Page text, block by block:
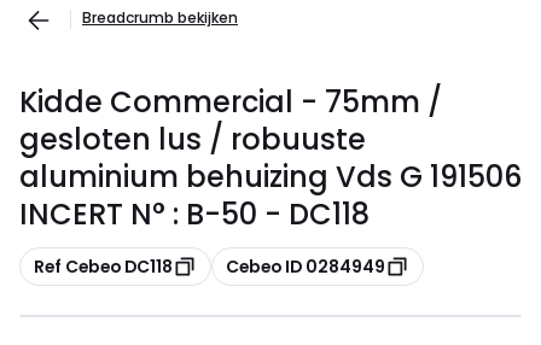
Breadcrumb bekijken
Kidde Commercial - 75mm /
gesloten lus / robuuste
aluminium behuizing Vds G 191506
INCERT N° : B-50 - DC118
Kopiëren
Ref Cebeo DC118 Kopiëren
Cebeo ID 0284949